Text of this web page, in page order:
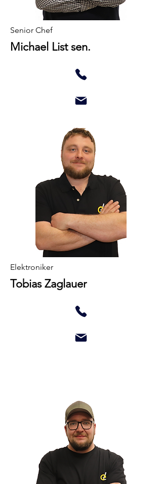
Senior Chef
Michael List sen.
Elektroniker
Tobias Zaglauer